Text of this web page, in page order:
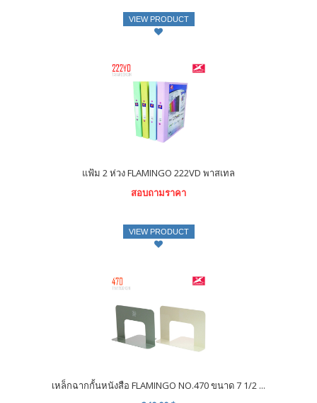
VIEW PRODUCT
แฟ้ม 2 ห่วง FLAMINGO 222VD พาสเทล
สอบถามราคา
VIEW PRODUCT
เหล็กฉากกั้นหนังสือ FLAMINGO NO.470 ขนาด 7 1/2 ...